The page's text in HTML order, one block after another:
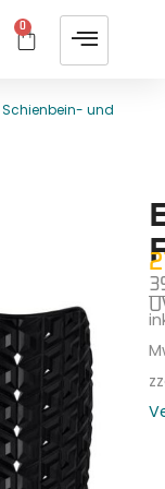
0
Schienbein- und